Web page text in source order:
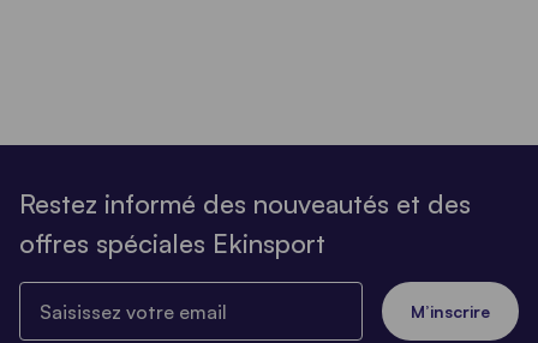
Restez informé des nouveautés et des
offres spéciales Ekinsport
M’inscrire